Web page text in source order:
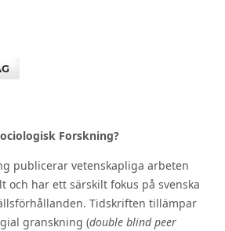
Forskning?
publicerar vetenskapliga arbeten
och har ett särskilt fokus på svenska
Tidskriften tillämpar
granskning (double blind peer